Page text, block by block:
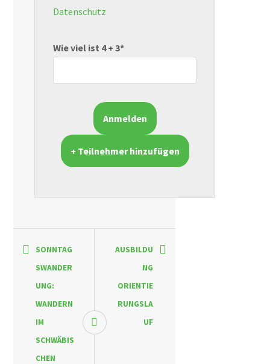
Datenschutz
Wie viel ist 4 + 3*
+ Teilnehmer hinzufügen
SONNTAG
SWANDER
UNG:
WANDERN
IM
SCHWÄBIS
CHEN
AUSBILDU
NG
ORIENTIE
RUNGSLA
UF